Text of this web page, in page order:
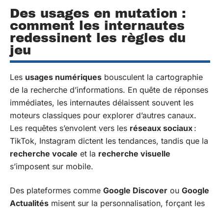
Des usages en mutation :
comment les internautes
redessinent les règles du
jeu
Les usages numériques bousculent la cartographie
de la recherche d’informations. En quête de réponses
immédiates, les internautes délaissent souvent les
moteurs classiques pour explorer d’autres canaux.
Les requêtes s’envolent vers les réseaux sociaux :
TikTok, Instagram dictent les tendances, tandis que la
recherche vocale et la recherche visuelle
s’imposent sur mobile.
Des plateformes comme Google Discover ou Google
Actualités misent sur la personnalisation, forçant les